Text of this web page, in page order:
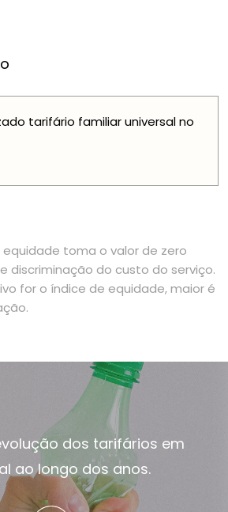
tarifário familiar universal no
toma o valor de zero
discriminação do custo do serviço.
for o índice de equidade, maior é
dos tarifários em
ao longo dos anos.